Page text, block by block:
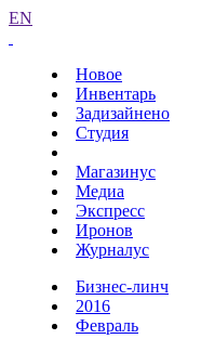
EN
Новое
Инвентарь
Задизайнено
Студия
Магазинус
Медиа
Экспресс
Иронов
Журналус
Бизнес-линч
2016
Февраль